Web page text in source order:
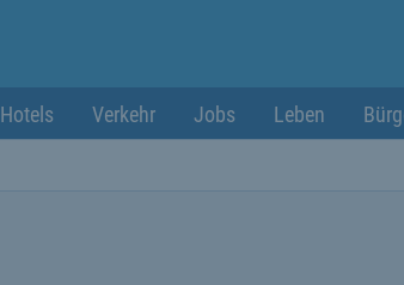
Hotels Verkehr Jobs Leben